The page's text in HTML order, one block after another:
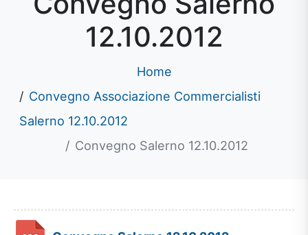
12.10.2012
Home
Convegno Associazione Commercialisti
Salerno 12.10.2012
Convegno Salerno 12.10.2012